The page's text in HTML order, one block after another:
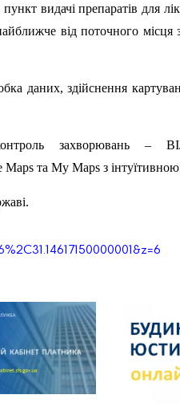
видачі препаратів для
від поточного місця
даних, здійснення
захворювань –
та My Maps з інтуїтивною